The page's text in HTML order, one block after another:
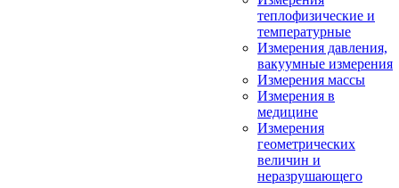
теплофизические и
температурные
Измерения давления,
вакуумные измерения
Измерения массы
Измерения в
медицине
Измерения
геометрических
величин и
неразрушающего